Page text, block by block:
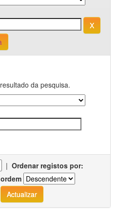
da pesquisa.
| Ordenar registos por: